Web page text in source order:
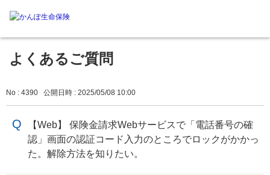
よくあるご質問
No : 4390 公開日時 : 2025/05/08 10:00
【Web】 保険金請求Webサービスで「電話番号の確
認」画面の認証コード入力のところでロックがかかっ
た。解除方法を知りたい。